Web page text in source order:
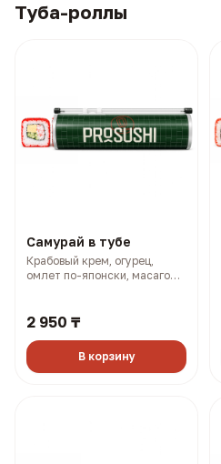
Туба-роллы
Самурай в тубе
Крабовый крем, огурец,
омлет по-японски, масаго
2 950 ₸
В корзину